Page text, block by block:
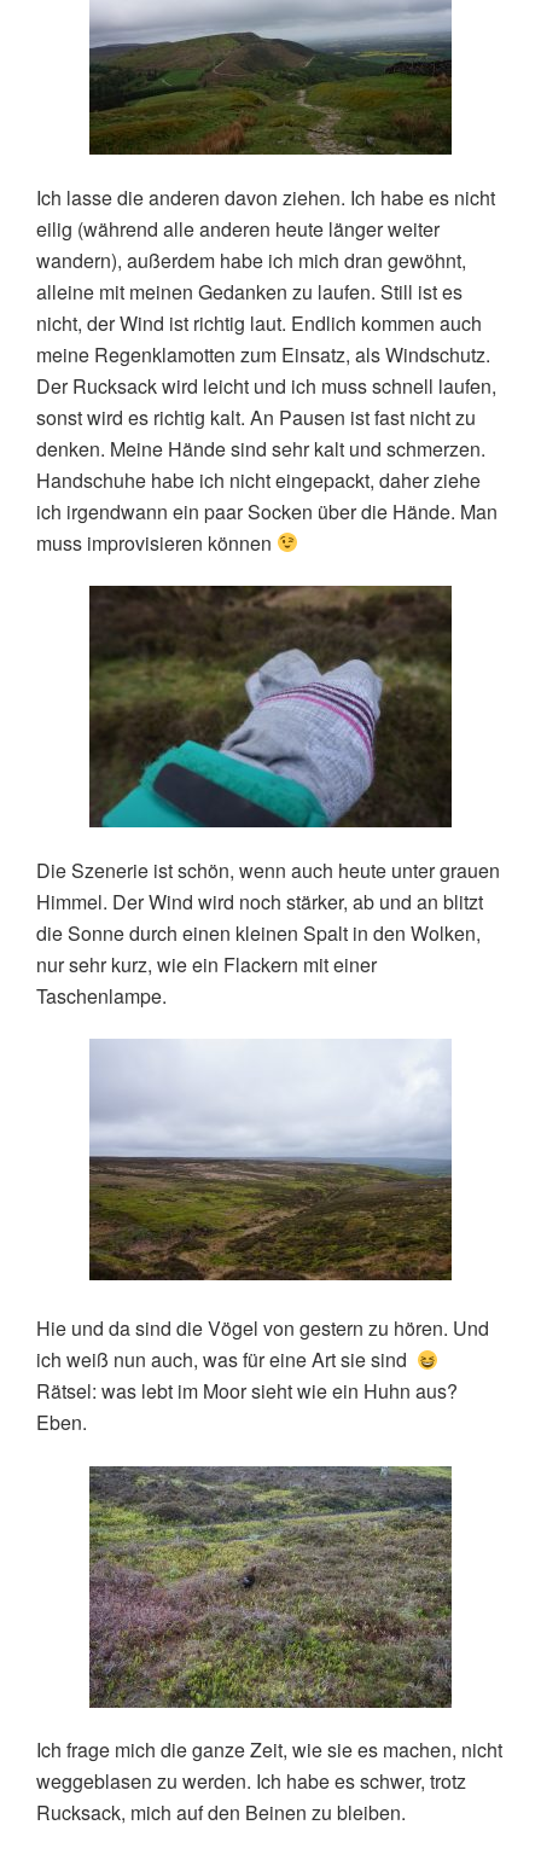
Ich lasse die anderen davon ziehen. Ich habe es nicht
eilig (während alle anderen heute länger weiter
wandern), außerdem habe ich mich dran gewöhnt,
alleine mit meinen Gedanken zu laufen. Still ist es
nicht, der Wind ist richtig laut. Endlich kommen auch
meine Regenklamotten zum Einsatz, als Windschutz.
Der Rucksack wird leicht und ich muss schnell laufen,
sonst wird es richtig kalt. An Pausen ist fast nicht zu
denken. Meine Hände sind sehr kalt und schmerzen.
Handschuhe habe ich nicht eingepackt, daher ziehe
ich irgendwann ein paar Socken über die Hände. Man
muss improvisieren können
Die Szenerie ist schön, wenn auch heute unter grauen
Himmel. Der Wind wird noch stärker, ab und an blitzt
die Sonne durch einen kleinen Spalt in den Wolken,
nur sehr kurz, wie ein Flackern mit einer
Taschenlampe.
Hie und da sind die Vögel von gestern zu hören. Und
ich weiß nun auch, was für eine Art sie sind
Rätsel: was lebt im Moor sieht wie ein Huhn aus?
Eben.
Ich frage mich die ganze Zeit, wie sie es machen, nicht
weggeblasen zu werden. Ich habe es schwer, trotz
Rucksack, mich auf den Beinen zu bleiben.